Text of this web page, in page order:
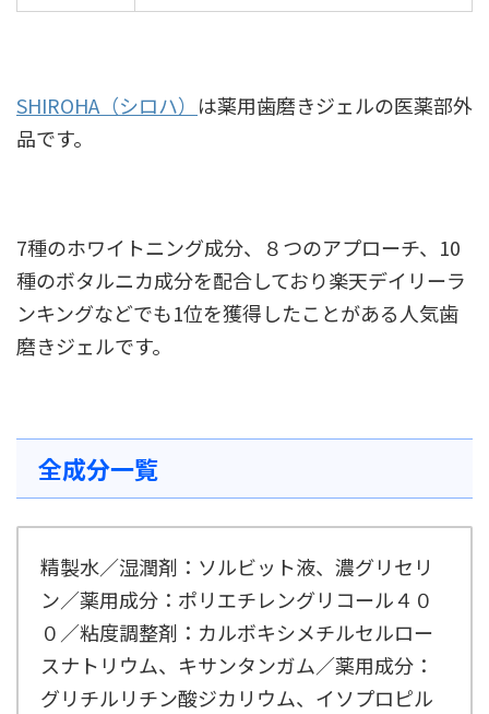
SHIROHA（シロハ） は薬用歯磨きジェルの医薬部外
品です。
7種のホワイトニング成分、８つのアプローチ、10
種のボタルニカ成分を配合しており楽天デイリーラ
ンキングなどでも1位を獲得したことがある人気歯
磨きジェルです。
全成分一覧
精製水／湿潤剤：ソルビット液、濃グリセリ
ン／薬用成分：ポリエチレングリコール４０
０／粘度調整剤：カルボキシメチルセルロー
スナトリウム、キサンタンガム／薬用成分：
グリチルリチン酸ジカリウム、イソプロピル